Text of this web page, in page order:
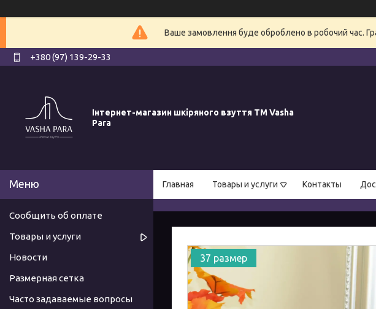
Ваше замовлення буде оброблено в робочий час.
+380 (97) 139-29-33
Інтернет-магазин шкіряного взуття ТМ Vasha
Para
Главная Товары и услуги Контакты
37 размер
Сообщить об оплате
Товары и услуги
Новости
Размерная сетка
Часто задаваемые вопросы